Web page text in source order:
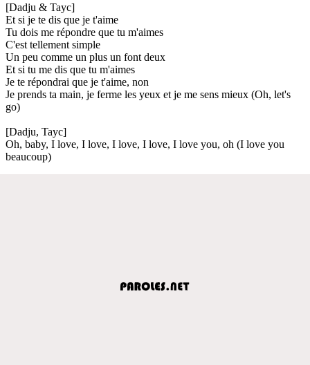
[Dadju & Tayc]
Et si je te dis que je t'aime
Tu dois me répondre que tu m'aimes
C'est tellement simple
Un peu comme un plus un font deux
Et si tu me dis que tu m'aimes
Je te répondrai que je t'aime, non
Je prends ta main, je ferme les yeux et je me sens mieux (Oh, let's
go)
[Dadju, Tayc]
Oh, baby, I love, I love, I love, I love, I love you, oh (I love you
beaucoup)